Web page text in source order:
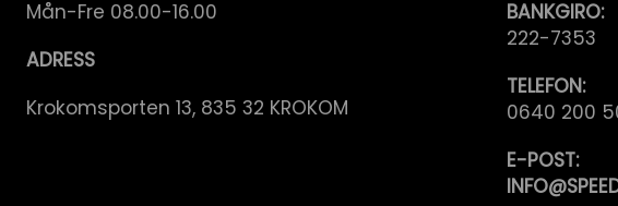
Mån-Fre 08.00-16.00
ADRESS
Krokomsporten 13, 835 32 KROKOM
BANKGIRO:
222-7353
TELEFON:
0640 200
E-POST: